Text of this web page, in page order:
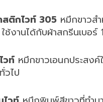
สติกไวท์ 305 หมึกขาวส
ช้งานได้กับผ้าสกรีนเบอร์
วท์ หมึกขาวเอนกประสงค์
วไป